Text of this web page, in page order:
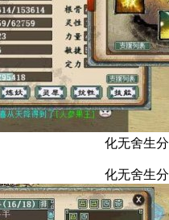
化无舍生
化无舍生